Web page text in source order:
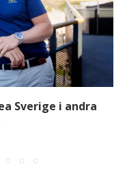
Sverige i andra